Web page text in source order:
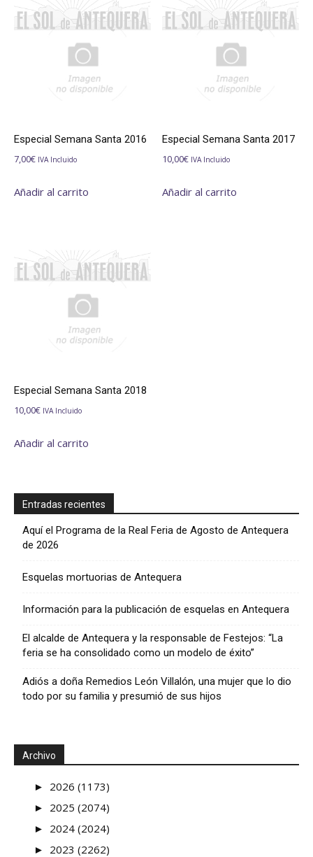
Especial Semana Santa 2016
7,00€ IVA Incluido
Añadir al carrito
Especial Semana Santa 2017
10,00€ IVA Incluido
Añadir al carrito
Especial Semana Santa 2018
10,00€ IVA Incluido
Añadir al carrito
Entradas recientes
Aquí el Programa de la Real Feria de Agosto de Antequera
de 2026
Esquelas mortuorias de Antequera
Información para la publicación de esquelas en Antequera
El alcalde de Antequera y la responsable de Festejos: “La
feria se ha consolidado como un modelo de éxito”
Adiós a doña Remedios León Villalón, una mujer que lo dio
todo por su familia y presumió de sus hijos
Archivo
► 2026 (1173)
► 2025 (2074)
► 2024 (2024)
► 2023 (2262)